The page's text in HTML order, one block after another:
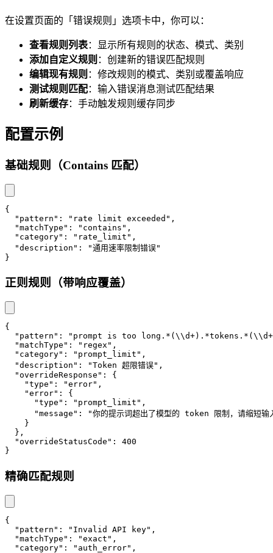
在设置页面的「错误规则」选项卡中，你可以：
查看规则列表：显示所有规则的状态、模式、类别
添加自定义规则 ：创建新的错误匹配规则
编辑现有规则 ：修改规则的模式、类别或覆盖响应
测试规则匹配：输入错误消息测试匹配结果
刷新缓存：手动触发规则缓存同步
配置示例
基础规则（Contains 匹配）
{
"pattern" : "rate limit exceeded" ,
"matchType" : "contains" ,
"category" : "rate_limit" ,
"description" :
"通用速率限制错误"
}
正则规则（带响应覆盖）
{
"pattern" :
"prompt is too
"matchType" : "regex" ,
"category" : "prompt_limit" ,
"description" : "Token 超限错误" ,
"overrideResponse" :
{
"type" : "error" ,
"error" :
{
"type" : "prompt_limit" ,
"message" :
"你的提示词超出了模型的 token 限制，请缩短输
}
} ,
"overrideStatusCode" :
400
}
精确匹配规则
{
"pattern" : "Invalid API key" ,
"matchType" : "exact" ,
"category" : "auth_error" ,